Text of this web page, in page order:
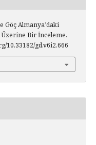
Göç Almanya’daki
Bir İnceleme.
10.33182/gd.v6i2.666